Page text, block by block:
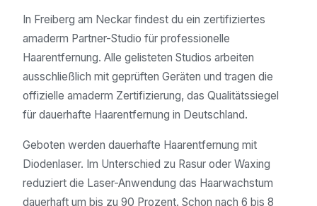
In Freiberg am Neckar findest du ein zertifiziertes
amaderm Partner-Studio für professionelle
Haarentfernung. Alle gelisteten Studios arbeiten
ausschließlich mit geprüften Geräten und tragen die
offizielle amaderm Zertifizierung, das Qualitätssiegel
für dauerhafte Haarentfernung in Deutschland.
Geboten werden dauerhafte Haarentfernung mit
Diodenlaser. Im Unterschied zu Rasur oder Waxing
reduziert die Laser-Anwendung das Haarwachstum
dauerhaft um bis zu 90 Prozent. Schon nach 6 bis 8